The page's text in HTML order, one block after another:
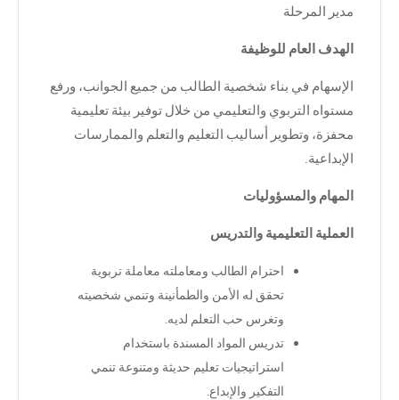
مدير المرحلة
الهدف العام للوظيفة
الإسهام في بناء شخصية الطالب من جميع الجوانب، ورفع
مستواه التربوي والتعليمي من خلال توفير بيئة تعليمية
محفزة، وتطوير أساليب التعليم والتعلم والممارسات
الإبداعية.
المهام والمسؤوليات
العملية التعليمية والتدريس
احترام الطالب ومعاملته معاملة تربوية
تحقق له الأمن والطمأنينة وتنمي شخصيته
وتغرس حب التعلم لديه
تدريس المواد المسندة باستخدام
استراتيجيات تعليم حديثة ومتنوعة تنمي
التفكير والإبداع